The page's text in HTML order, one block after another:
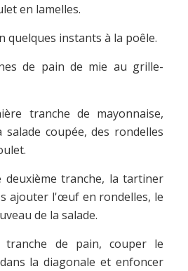
en lamelles.
quelques instants à la poêle.
de pain de mie au grille-
tranche de mayonnaise,
coupée, des rondelles
deuxième tranche, la tartiner
ajouter l'œuf en rondelles, le
de la salade.
tranche de pain, couper le
la diagonale et enfoncer